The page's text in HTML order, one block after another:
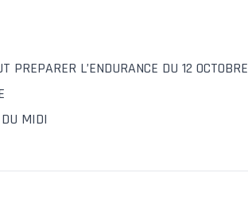
L’ENDURANCE DU 12
MIDI